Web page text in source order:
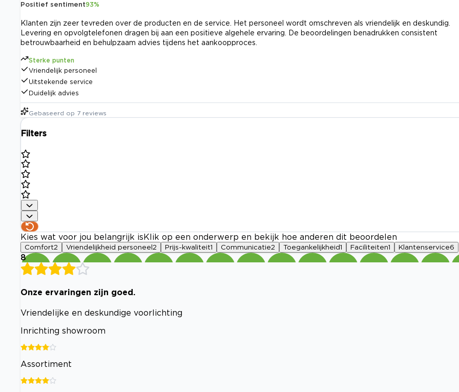
Positief sentiment93%
Klanten zijn zeer tevreden over de producten en de service. Het personeel wordt omschreven als vriendelijk en deskundig.
Levering en opvolgtelefonen dragen bij aan een positieve algehele ervaring. De beoordelingen benadrukken consistent
betrouwbaarheid en behulpzaam advies tijdens het aankoopproces.
Sterke punten
Vriendelijk personeel
Uitstekende service
Duidelijk advies
Gebaseerd op 7 reviews
Filters
Kies wat voor jou belangrijk is Klik op een onderwerp en bekijk hoe anderen dit beoordelen
Comfort2 Vriendelijkheid personeel 2 Prijs-kwaliteit1 Communicatie2 Toegankelijkheid1 Faciliteiten1 Klantenservice6
8
Onze ervaringen zijn goed.
Vriendelijke en deskundige voorlichting
Inrichting showroom
Assortiment